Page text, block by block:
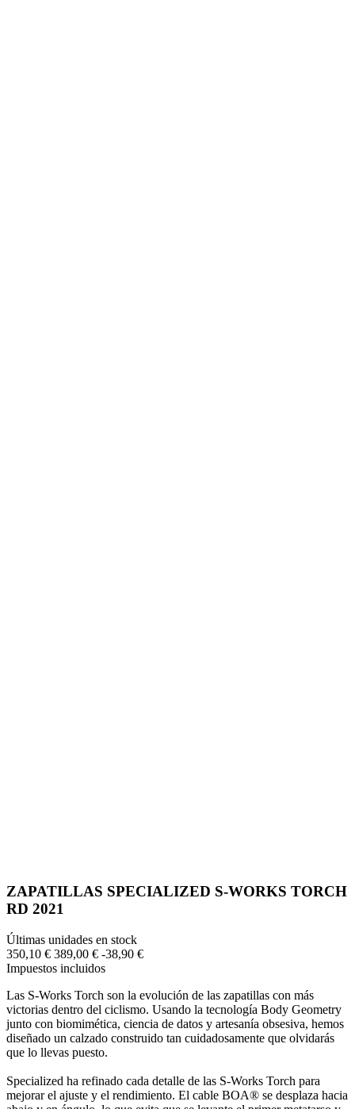
ZAPATILLAS SPECIALIZED S-WORKS TORCH
RD 2021
Últimas unidades en stock
350,10 € 389,00 € -38,90 €
Impuestos incluidos
Las S-Works Torch son la evolución de las zapatillas con más
victorias dentro del ciclismo. Usando la tecnología Body Geometry
junto con biomimética, ciencia de datos y artesanía obsesiva, hemos
diseñado un calzado construido tan cuidadosamente que olvidarás
que lo llevas puesto.
Specialized ha refinado cada detalle de las S-Works Torch para
mejorar el ajuste y el rendimiento. El cable BOA® se desplaza hacia